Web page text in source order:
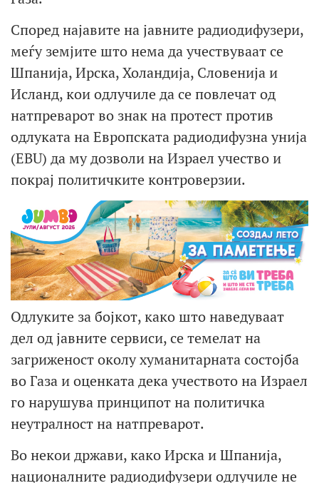
Според најавите на јавните радиодифузери,
меѓу земјите што нема да учествуваат се
Шпанија, Ирска, Холандија, Словенија и
Исланд, кои одлучиле да се повлечат од
натпреварот во знак на протест против
одлуката на Европската радиодифузна унија
(EBU) да му дозволи на Израел учество и
покрај политичките контроверзии.
Одлуките за бојкот, како што наведуваат
дел од јавните сервиси, се темелат на
загриженост околу хуманитарната состојба
во Газа и оценката дека учеството на Израел
го нарушува принципот на политичка
неутралност на натпреварот.
Во некои држави, како Ирска и Шпанија,
националните радиодифузери одлучиле не